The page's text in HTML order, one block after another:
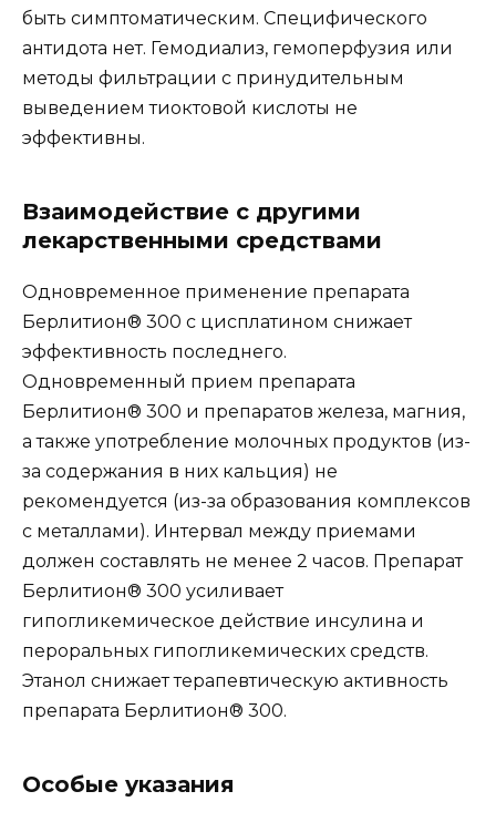
быть симптоматическим. Специфического
антидота нет. Гемодиализ, гемоперфузия или
методы фильтрации с принудительным
выведением тиоктовой кислоты не
эффективны.
Взаимодействие с другими
лекарственными средствами
Одновременное применение препарата
Берлитион® 300 с цисплатином снижает
эффективность последнего.
Одновременный прием препарата
Берлитион® 300 и препаратов железа, магния,
а также употребление молочных продуктов (из-
за содержания в них кальция) не
рекомендуется (из-за образования комплексов
с металлами). Интервал между приемами
должен составлять не менее 2 часов. Препарат
Берлитион® 300 усиливает
гипогликемическое действие инсулина и
пероральных гипогликемических средств.
Этанол снижает терапевтическую активность
препарата Берлитион® 300.
Особые указания